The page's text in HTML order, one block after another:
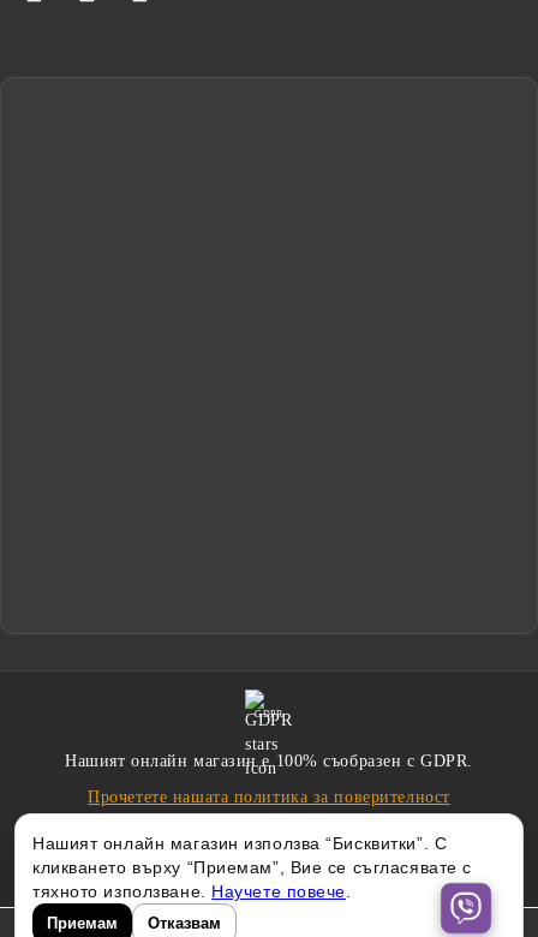
Нашият онлайн магазин използва “Бисквитки”. С
кликването върху “Приемам”, Вие се съгласявате с
тяхното използване. Научете повече
Приемам Отказвам
GDPR
Нашият онлайн магазин е 100% съобразен с GDPR.
Прочетете нашата политика за поверителност
Изработен от